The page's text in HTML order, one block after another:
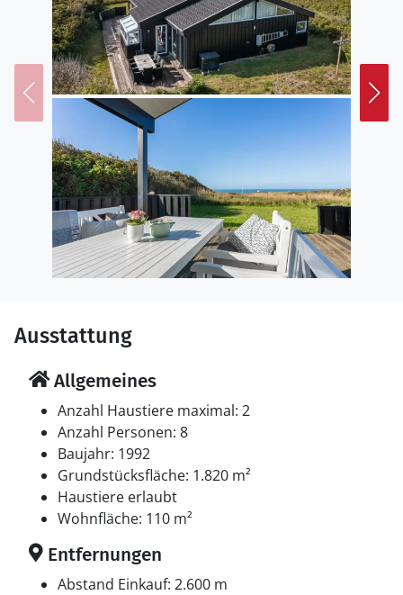
Ausstattung
Allgemeines
Anzahl Haustiere maximal: 2
Anzahl Personen: 8
Baujahr: 1992
Grundstücksfläche: 1.820 m²
Haustiere erlaubt
Wohnfläche: 110 m²
Entfernungen
Abstand Einkauf: 2.600 m